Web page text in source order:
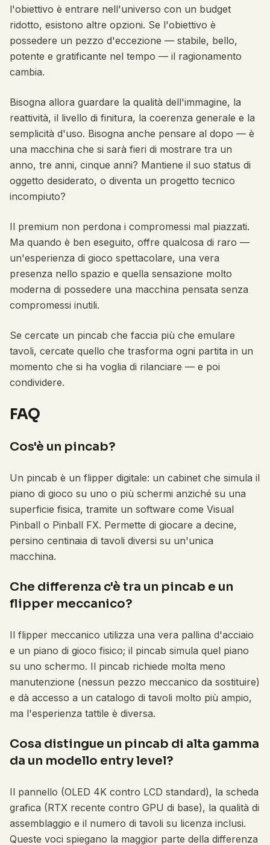
l'obiettivo è entrare nell'universo con un budget
ridotto, esistono altre opzioni. Se l'obiettivo è
possedere un pezzo d'eccezione — stabile, bello,
potente e gratificante nel tempo — il ragionamento
cambia.
Bisogna allora guardare la qualità dell'immagine, la
reattività, il livello di finitura, la coerenza generale e la
semplicità d'uso. Bisogna anche pensare al dopo — è
una macchina che si sarà fieri di mostrare tra un
anno, tre anni, cinque anni? Mantiene il suo status di
oggetto desiderato, o diventa un progetto tecnico
incompiuto?
Il premium non perdona i compromessi mal piazzati.
Ma quando è ben eseguito, offre qualcosa di raro —
un'esperienza di gioco spettacolare, una vera
presenza nello spazio e quella sensazione molto
moderna di possedere una macchina pensata senza
compromessi inutili.
Se cercate un pincab che faccia più che emulare
tavoli, cercate quello che trasforma ogni partita in un
momento che si ha voglia di rilanciare — e poi
condividere.
FAQ
Cos'è un pincab?
Un pincab è un flipper digitale: un cabinet che simula il
piano di gioco su uno o più schermi anziché su una
superficie fisica, tramite un software come Visual
Pinball o Pinball FX. Permette di giocare a decine,
persino centinaia di tavoli diversi su un'unica
macchina.
Che differenza c'è tra un pincab e un
flipper meccanico?
Il flipper meccanico utilizza una vera pallina d'acciaio
e un piano di gioco fisico; il pincab simula quel piano
su uno schermo. Il pincab richiede molta meno
manutenzione (nessun pezzo meccanico da sostituire)
e dà accesso a un catalogo di tavoli molto più ampio,
ma l'esperienza tattile è diversa.
Cosa distingue un pincab di alta gamma
da un modello entry level?
Il pannello (OLED 4K contro LCD standard), la scheda
grafica (RTX recente contro GPU di base), la qualità di
assemblaggio e il numero di tavoli su licenza inclusi.
Queste voci spiegano la maggior parte della differenza